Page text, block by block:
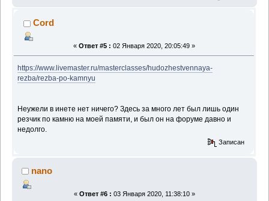
Cord
« Ответ #5 : 02 Января 2020, 20:05:49 »
https://www.livemaster.ru/masterclasses/hudozhestvennaya-
rezba/rezba-po-kamnyu
Неужели в инете нет ничего? Здесь за много лет был лишь один
резчик по камню на моей памяти, и был он на форуме давно и
недолго.
Записан
nano
« Ответ #6 : 03 Января 2020, 11:38:10 »